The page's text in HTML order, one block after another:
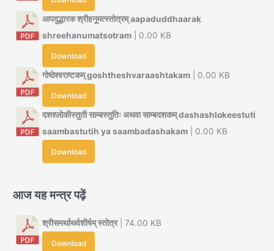
आपदुद्धारक श्रीहनूमत्स्तोत्रम् aapaduddhaarak
shreehanumatsotram | 0.00 KB
Download
गोष्ठेश्वराष्टकम् goshtheshvaraashtakam | 0.00 KB
Download
दशश्लोकीस्तुती साम्बस्तुतिः अथवा साम्बदशकम् dashashlokeestuti
saambastutih ya saambadashakam | 0.00 KB
Download
आज यह मन्त्र पढ़ें
श्रीसमर्थाथर्वशीर्षम् स्तोत्र| 74.00 KB
Download